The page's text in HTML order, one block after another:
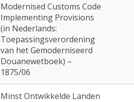
Modernised Customs Code
Implementing Provisions
(in Nederlands:
Toepassingsverordening
van het Gemoderniseerd
Douanewetboek) –
1875/06
Minst Ontwikkelde Landen